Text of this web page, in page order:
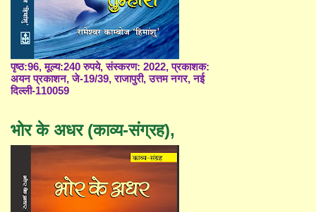
पृष्ठ:96, मूल्य:240 रुपये, संस्करण: 2022, प्रकाशक:
अयन प्रकाशन, जे-19/39, राजापुरी, उत्तम नगर, नई
दिल्ली-110059
भोर के अधर (काव्य-संग्रह),